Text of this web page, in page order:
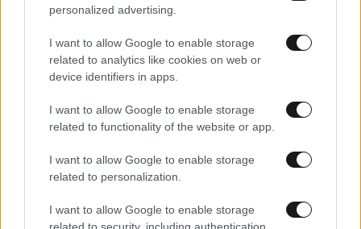
personalized advertising.
I want to allow Google to enable storage
related to analytics like cookies on web or
device identifiers in apps.
I want to allow Google to enable storage
related to functionality of the website or app.
I want to allow Google to enable storage
related to personalization.
I want to allow Google to enable storage
related to security, including authentication
ΟΙΚΟΝΟΜΙΑ08·08·2026 13:03
τηλεφώνημα από την ΑΑΔΕ για φορολογικές
εκκρεμότητες